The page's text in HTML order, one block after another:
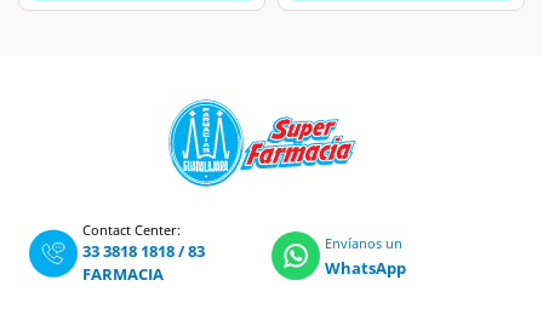
Contact Center:
33 3818 1818/83
FARMACIA
Envíanos un
WhatsApp